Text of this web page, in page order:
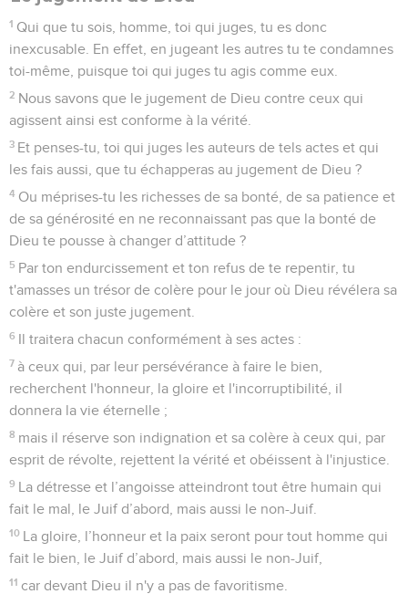
1 Qui que tu sois, homme, toi qui juges, tu es donc
inexcusable. En effet, en jugeant les autres tu te condamnes
toi-même, puisque toi qui juges tu agis comme eux.
2 Nous savons que le jugement de Dieu contre ceux qui
agissent ainsi est conforme à la vérité.
3 Et penses-tu, toi qui juges les auteurs de tels actes et qui
les fais aussi, que tu échapperas au jugement de Dieu ?
4 Ou méprises-tu les richesses de sa bonté, de sa patience et
de sa générosité en ne reconnaissant pas que la bonté de
Dieu te pousse à changer d’attitude ?
5 Par ton endurcissement et ton refus de te repentir, tu
t'amasses un trésor de colère pour le jour où Dieu révélera sa
colère et son juste jugement.
6 Il traitera chacun conformément à ses actes :
7 à ceux qui, par leur persévérance à faire le bien,
recherchent l'honneur, la gloire et l'incorruptibilité, il
donnera la vie éternelle ;
8 mais il réserve son indignation et sa colère à ceux qui, par
esprit de révolte, rejettent la vérité et obéissent à l'injustice.
9 La détresse et l’angoisse atteindront tout être humain qui
fait le mal, le Juif d’abord, mais aussi le non-Juif.
10 La gloire, l’honneur et la paix seront pour tout homme qui
fait le bien, le Juif d’abord, mais aussi le non-Juif,
11 car devant Dieu il n'y a pas de favoritisme.